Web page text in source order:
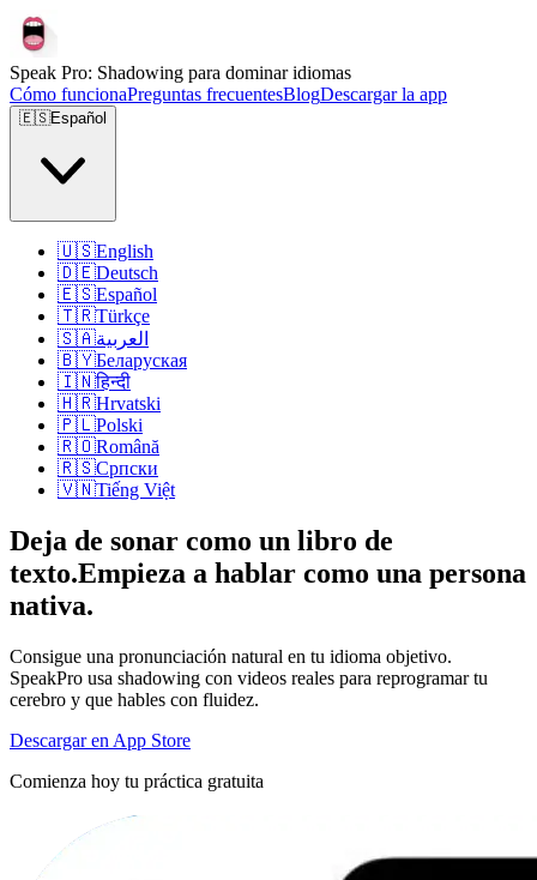
Speak Pro: Shadowing para dominar idiomas
Cómo funcionaPreguntas frecuentesBlogDescargar la app
🇪🇸Español
🇺🇸English
🇩🇪Deutsch
🇪🇸Español
🇹🇷Türkçe
🇸🇦العربية
🇧🇾Беларуская
🇮🇳हिन्दी
🇭🇷Hrvatski
🇵🇱Polski
🇷🇴Română
🇷🇸Српски
🇻🇳Tiếng Việt
Deja de sonar como un libro de
texto.Empieza a hablar como una persona
nativa.
Consigue una pronunciación natural en tu idioma objetivo.
SpeakPro usa shadowing con videos reales para reprogramar tu
cerebro y que hables con fluidez.
Descargar en App Store
Comienza hoy tu práctica gratuita